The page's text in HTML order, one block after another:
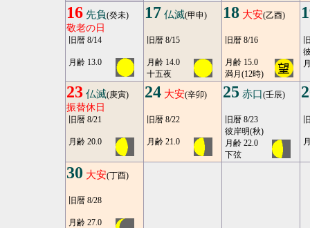
16 先負(癸未)
敬老の日
旧暦 8/14
月齢 13.0
17 仏滅(甲申)
旧暦 8/15
月齢 14.0
十五夜
18 大安(乙酉)
旧暦 8/16
月齢 15.0
満月(12時)
23 仏滅(庚寅)
振替休日
旧暦 8/21
月齢 20.0
24 大安(辛卯)
旧暦 8/22
月齢 21.0
25 赤口(壬辰)
旧暦 8/23
彼岸明(秋)
月齢 22.0
下弦
30 大安(丁酉)
旧暦 8/28
月齢 27.0